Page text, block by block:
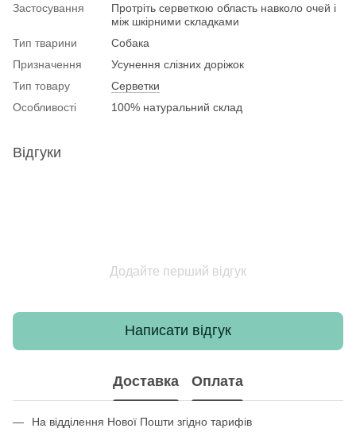
Застосування
Протріть серветкою область навколо очей і
між шкірними складками
Тип тварини
Собака
Призначення
Усунення слізних доріжок
Тип товару
Серветки
Особливості
100% натуральний склад
Відгуки
Додайте перший відгук
Написати відгук
Доставка Оплата
На відділення Нової Пошти згідно тарифів